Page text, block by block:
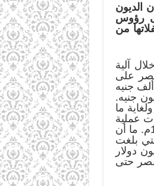
الديون
رؤوس
من
آلية
على
بريطانيا، فعلى الرغم من أن مصر كانت محتلة من قبل بريطانيا، إلا أن بريطانيا كانت مدينة لمصر بحوالى 539 مليوناً و288 ألف جنيه
طناً من الاحتياطي الذهبي في حين لم تكن الديون الداخلية في مصر لتتجاوز 85 مليون جنيه.
ما
وبدأت عملية
تدفق المعونات الأميركية المشروطة على مصر، وبدأت مصر بأخذ قروض طويلة الأجل وقصيرة الأجل، خاصة بعد نصر 1973م. ما أن
بلغت
ومنذ عام 1979م ازداد اعتماد مصر على القروض والمنح والذي بدأ بنحو 100 مليون دولار
مصر حتى